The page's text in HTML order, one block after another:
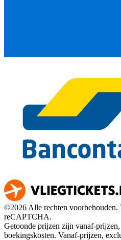
©2026 Alle rechten voorbehouden.
reCAPTCHA.
Getoonde prijzen zijn vanaf-
boekingskosten. Vanaf-prijzen,